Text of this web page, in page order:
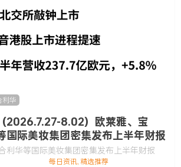
利华
2026.7.27-8.02）欧莱雅、宝
国际美妆集团密集发布上半年财报
利华等国际美妆集团密集发布上半年财报
每日资讯,精选推荐